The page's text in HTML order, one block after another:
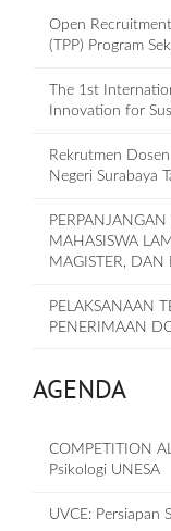
Open
(TPP) Program
The 1st
Innovation for
Rekrutmen
Negeri Surabaya
PERPANJANGAN
MAHASISWA
MAGISTER, DAN
PELAKSANAAN
PENERIMAAN
AGENDA
COMPETITION
Psikologi UNESA
UVCE: Persiapan